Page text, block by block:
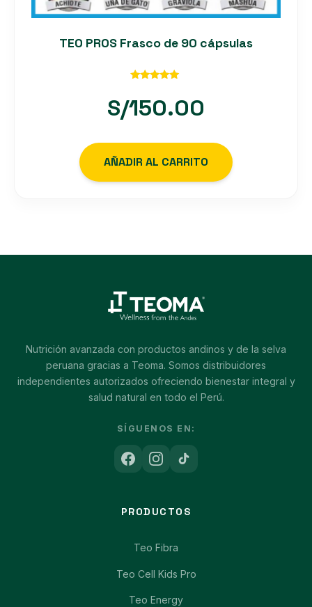
TEO PROS Frasco de 90 cápsulas
5.00
de 5
S/150.00
AÑADIR AL CARRITO
Nutrición avanzada con productos andinos y de la selva
peruana gracias a Teoma. Somos distribuidores
independientes autorizados ofreciendo bienestar integral y
salud natural en todo el Perú.
SÍGUENOS EN:
PRODUCTOS
Teo Fibra
Teo Cell Kids Pro
Teo Energy